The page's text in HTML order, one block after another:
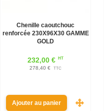
Chenille caoutchouc
renforcée 230X96X30 GAMME
GOLD
232,00 € HT
278,40 € TTC
Ajouter au panier